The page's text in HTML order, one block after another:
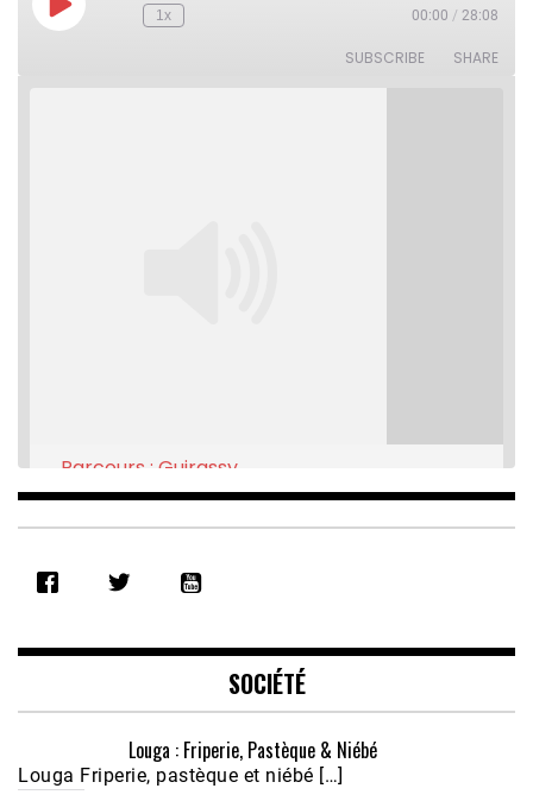
Play
Episode
Rewind
1x 00:00 / 28:08
SUBSCRIBE SHARE
RSS FEED
EMBED
Parcours : Guirassy
Feb 16, 2021 • 28:08
SOCIÉTÉ
Louga : Friperie, Pastèque & Niébé
Louga Friperie, pastèque et niébé […]